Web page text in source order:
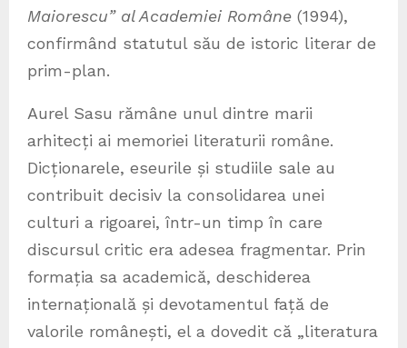
Maiorescu” al Academiei Române (1994),
confirmând statutul său de istoric literar de
prim-plan.
Aurel Sasu rămâne unul dintre marii
arhitecți ai memoriei literaturii române.
Dicționarele, eseurile și studiile sale au
contribuit decisiv la consolidarea unei
culturi a rigoarei, într-un timp în care
discursul critic era adesea fragmentar. Prin
formația sa academică, deschiderea
internațională și devotamentul față de
valorile românești, el a dovedit că „literatura